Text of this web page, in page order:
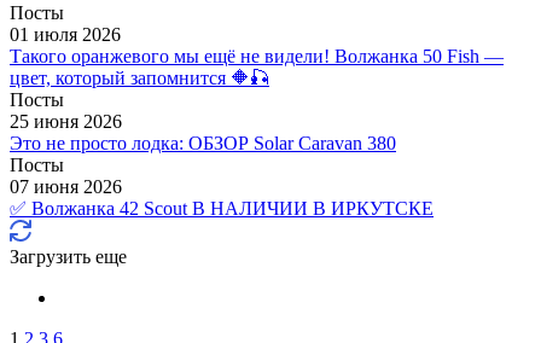
Посты
01 июля 2026
Такого оранжевого мы ещё не видели! Волжанка 50 Fish —
цвет, который запомнится 🔶🎣
Посты
25 июня 2026
Это не просто лодка: ОБЗОР Solar Caravan 380
Посты
07 июня 2026
✅ Волжанка 42 Scout В НАЛИЧИИ В ИРКУТСКЕ
Загрузить еще
1 2 3 6